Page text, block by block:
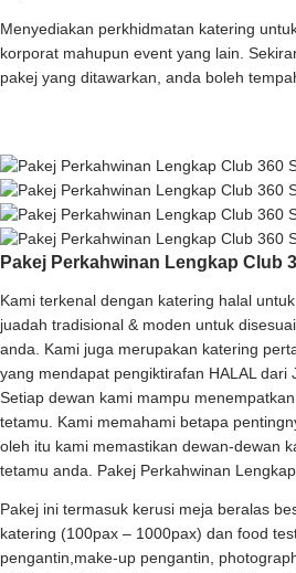
Menyediakan perkhidmatan katering
korporat mahupun event yang lain.
pakej yang ditawarkan, anda boleh
Pakej Perkahwinan Lengkap Club
Kami terkenal dengan katering halal
juadah tradisional & moden untuk
anda. Kami juga merupakan katering
yang mendapat pengiktirafan HALAL dari
Setiap dewan kami mampu
tetamu. Kami memahami betapa
oleh itu kami memastikan dewan-dewan
tetamu anda. Pakej Perkahwinan
Pakej ini termasuk kerusi meja beralas
katering (100pax – 1000pax) dan food
pengantin,make-up pengantin,